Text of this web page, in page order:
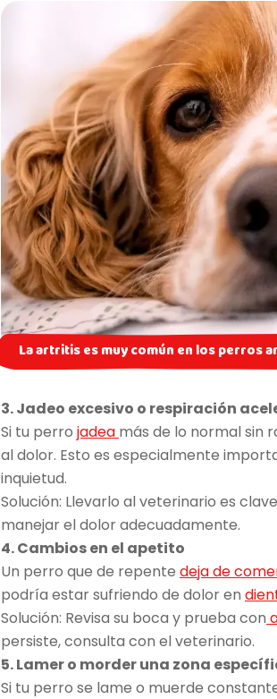
La artritis es muy común en los perros
3. Jadeo excesivo o respiración
Si tu perro jadea más de lo normal sin
al dolor. Esto es especialmente
inquietud.
Solución: Llevarlo al veterinario es
manejar el dolor adecuadamente.
4. Cambios en el apetito
Un perro que de repente deja de
podría estar sufriendo de dolor en
Solución: Revisa su boca y prueba con
persiste, consulta con el veterinario.
5. Lamer o morder una zona
Si tu perro se lame o muerde